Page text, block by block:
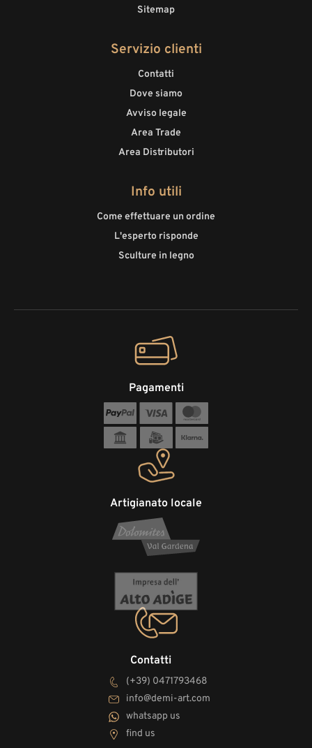
Sitemap
Servizio clienti
Contatti
Dove siamo
Avviso legale
Area Trade
Area Distributori
Info utili
Come effettuare un ordine
L'esperto risponde
Sculture in legno
Contatti
(+39) 0471793468
info@demi-art.com
whatsapp us
find us
Artigianato locale
Pagamenti